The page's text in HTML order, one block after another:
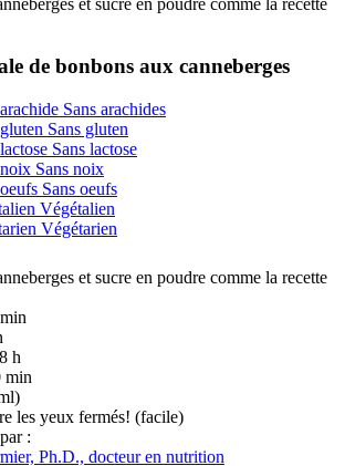
de bonbons aux canneberges
Sans arachides
Sans gluten
Sans lactose
Sans noix
Sans oeufs
Végétalien
Végétarien
8 h
min
les yeux fermés! (facile)
: